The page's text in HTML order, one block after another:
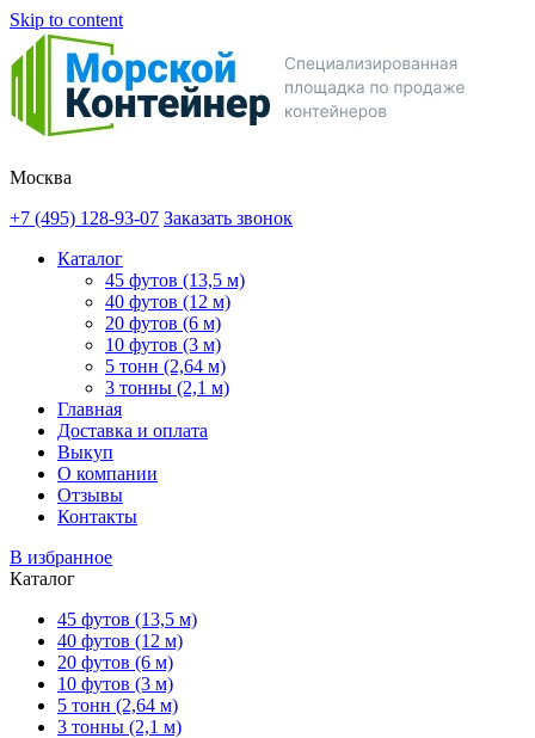
Skip to content
Москва
+7 (495) 128-93-07 Заказать звонок
Каталог
45 футов (13,5 м)
40 футов (12 м)
20 футов (6 м)
10 футов (3 м)
5 тонн (2,64 м)
3 тонны (2,1 м)
Главная
Доставка и оплата
Выкуп
О компании
Отзывы
Контакты
В избранное
Каталог
45 футов (13,5 м)
40 футов (12 м)
20 футов (6 м)
10 футов (3 м)
5 тонн (2,64 м)
3 тонны (2,1 м)